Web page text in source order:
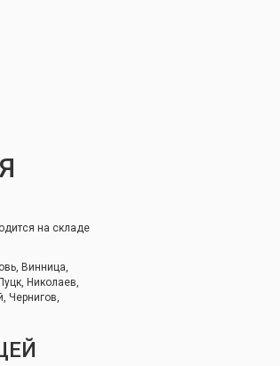
на складе
Винница,
Николаев,
Чернигов,